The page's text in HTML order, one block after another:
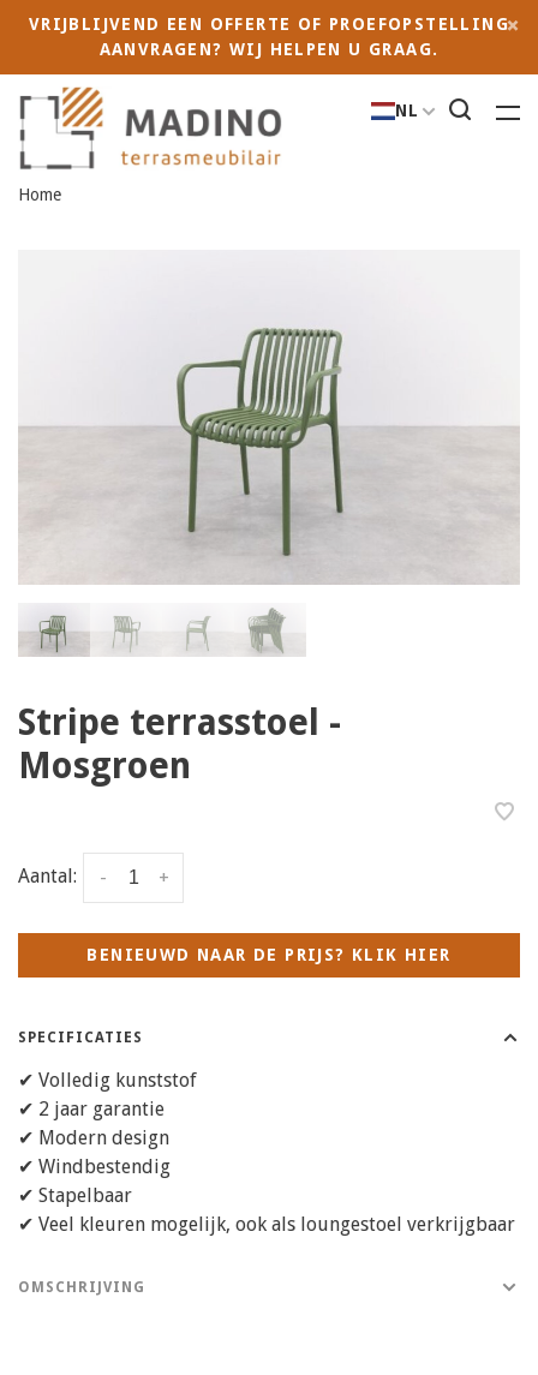
VRIJBLIJVEND EEN OFFERTE OF PROEFOPSTELLING
AANVRAGEN? WIJ HELPEN U GRAAG.
NL
Home
Stripe terrasstoel -
Mosgroen
Aantal: +
-
BENIEUWD NAAR DE PRIJS? KLIK HIER
SPECIFICATIES
✔ Volledig kunststof
✔ 2 jaar garantie
✔ Modern design
✔ Windbestendig
✔ Stapelbaar
✔ Veel kleuren mogelijk, ook als loungestoel verkrijgbaar
OMSCHRIJVING